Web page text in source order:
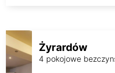
Żyrardów
4 pokojowe